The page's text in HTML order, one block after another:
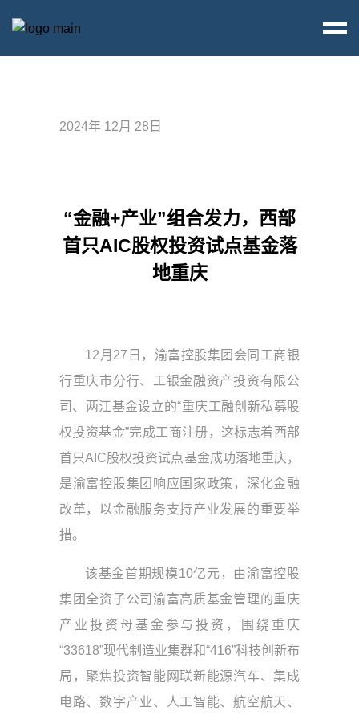
2024年 12月 28日
“金融+产业”组合发力，西部
首只AIC股权投资试点基金落
地重庆
12月27日，渝富控股集团会同工商银
行重庆市分行、工银金融资产投资有限公
司、两江基金设立的“重庆工融创新私募股
权投资基金”完成工商注册，这标志着西部
首只AIC股权投资试点基金成功落地重庆，
是渝富控股集团响应国家政策，深化金融
改革，以金融服务支持产业发展的重要举
措。
该基金首期规模10亿元，由渝富控股
集团全资子公司渝富高质基金管理的重庆
产业投资母基金参与投资，围绕重庆
“33618”现代制造业集群和“416”科技创新布
局，聚焦投资智能网联新能源汽车、集成
电路、数字产业、人工智能、航空航天、